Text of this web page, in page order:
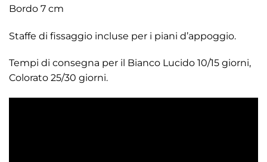
Bordo 7 cm
Staffe di fissaggio incluse per i piani d’appoggio.
Tempi di consegna per il Bianco Lucido 10/15 giorni,
Colorato 25/30 giorni.